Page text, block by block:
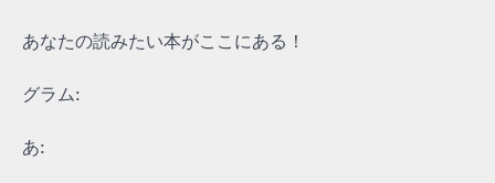
あなたの読みたい本がここにある！
グラム:
あ: